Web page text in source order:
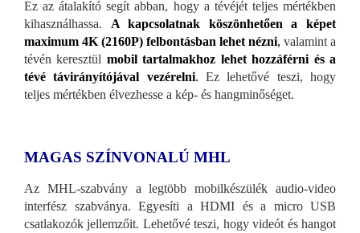
Ez az átalakító segít abban, hogy a tévéjét teljes mértékben
kihasználhassa. A kapcsolatnak köszönhetően a képet
maximum 4K (2160P) felbontásban lehet nézni, valamint a
tévén keresztül mobil tartalmakhoz lehet hozzáférni és a
tévé távirányítójával vezérelni. Ez lehetővé teszi, hogy
teljes mértékben élvezhesse a kép- és hangminőséget.
MAGAS SZÍNVONALÚ MHL
Az MHL-szabvány a legtöbb mobilkészülék audio-video
interfész szabványa. Egyesíti a HDMI és a micro USB
csatlakozók jellemzőit. Lehetővé teszi, hogy videót és hangot